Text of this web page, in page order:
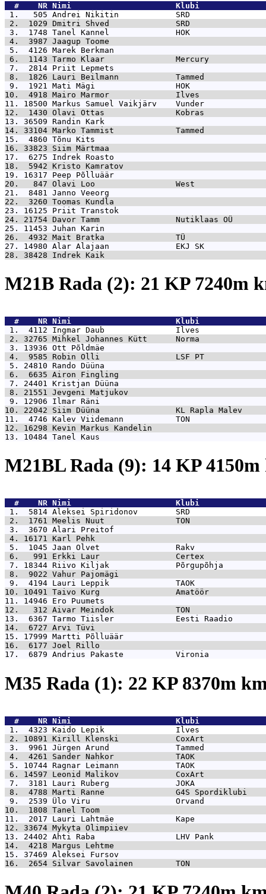
  #    NR
Nimi                      Klubi
1.   505 Andrei Nikitin            SRD
2.  1029 Dmitri Shved              SRD
3.  1748 Tanel Kannel              HOK
4.  3987 Jaagup Toome
5.  4126 Marek Berkman
6.  1143 Tarmo Klaar               Mercury
7.  2814 Priit Lepmets
8.  1826 Lauri Beilmann            Tammed
9.  1921 Mati Mägi                 HOK
10.  4918 Mairo Marmor              Ilves
11. 18500 Markus Samuel Vaikjärv    Vunder
12.  1430 Olavi Ottas               Kobras
13. 36509 Randin Kark
14. 33104 Marko Tammist             Tammed
15.  4860 Tõnu Kits
16. 33823 Siim Märtmaa
17.  6275 Indrek Roasto
18.  5942 Kristo Kamratov
19. 16317 Peep Põlluäär
20.   847 Olavi Loo                 West
21.  8481 Janno Veeorg
22.  3260 Toomas Kundla
23. 16125 Priit Transtok
24. 21754 Davor Tamm                Nutiklaas OÜ
25. 11453 Juhan Karin
26.  4932 Mait Bratka               TÜ
27. 14980 Alar Alajaan              EKJ SK
28. 38428 Indrek Kaik
M21B Rada (2): 21 KP 7240m
  #    NR
Nimi                      Klubi
1.  4112 Ingmar Daub               Ilves
2. 32765 Mihkel Johannes Kütt      Norma
3. 13936 Ott Põldmäe
4.  9585 Robin Olli                LSF PT
5. 24810 Rando Düüna
6.  6635 Airon Fingling
7. 24401 Kristjan Düüna
8. 21551 Jevgeni Matjukov
9. 12906 Ilmar Räni
10. 22042 Siim Düüna                KL Rapla Malev
11.  4746 Kalev Viidemann           TON
12. 16298 Kevin Markus Kandelin
13. 10484 Tanel Kaus
M21BL Rada (9): 14 KP
  #    NR
Nimi                      Klubi
1.  5814 Aleksei Spiridonov        SRD
2.  1761 Meelis Nuut               TON
3.  3670 Alari Preitof
4. 16171 Karl Pehk
5.  1045 Jaan Olvet                Rakv
6.   991 Erkki Laur                Certex
7. 18344 Riivo Kiljak              Põrgupõhja
8.  9022 Vahur Pajomägi
9.  4194 Lauri Leppik              TAOK
10. 10491 Taivo Kurg                Amatöör
11. 14946 Ero Puumets
12.   312 Aivar Meindok             TON
13.  6367 Tarmo Tiisler             Eesti Raadio
14.  6727 Arvi Tüvi
15. 17999 Martti Põlluäär
16.  6177 Joel Rillo
17.  6879 Andrius Pakaste           Vironia
M35 Rada (1): 22 KP 8370m
  #    NR
Nimi                      Klubi
1.  4323 Kaido Lepik               Ilves
2. 10891 Kirill Klenski            CoxArt
3.  9961 Jürgen Arund              Tammed
4.  4261 Sander Nahkor             TAOK
5. 10744 Ragnar Leimann            TAOK
6. 14597 Leonid Malikov            CoxArt
7.  3181 Lauri Ruberg              JOKA
8.  4788 Marti Ranne               G4S Spordiklubi
9.  2539 Ülo Viru                  Orvand
10.  1808 Tanel Toom
11.  2017 Lauri Lahtmäe             Kape
12. 33674 Mykyta Olimpiiev
13. 24402 Ahti Raba                 LHV Pank
14.  4218 Margus Lehtme
15. 37469 Aleksei Fursov
16.  2654 Silvar Savolainen         TON